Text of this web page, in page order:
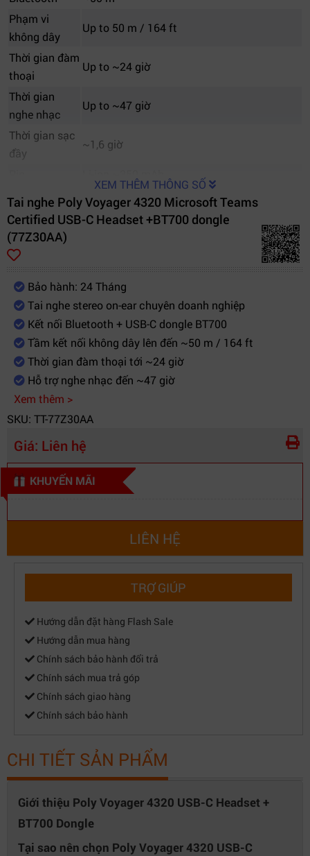
Phạm vi
không dây
Up to 50 m / 164 ft
Thời gian đàm
thoại
Up to ~24 giờ
Thời gian
nghe nhạc
Up to ~47 giờ
Thời gian sạc
đầy
~1,6 giờ
Microphone
2 mics MEMS/ECM, công nghệ khử ồn
“Acoustic Fence”
Trình điều
khiển loa
thước
lượng ~162 g
Chứng nhận
Microsoft Teams Certified, Zoom Certified
Phần mềm
quản lý
Poly Lens
Màu sắc
Phụ kiện đi
XEM THÊM THÔNG SỐ
Tai nghe Poly Voyager 4320 Microsoft Teams
Certified USB-C Headset +BT700 dongle
(77Z30AA)
Bảo hành: 24 Tháng
Tai nghe stereo on-ear chuyên doanh nghiệp
Kết nối Bluetooth + USB-C dongle BT700
Tầm kết nối không dây lên đến ~50 m / 164 ft
Thời gian đàm thoại tới ~24 giờ
Hỗ trợ nghe nhạc đến ~47 giờ
Xem thêm >
SKU: TT-77Z30AA
Giá: Liên hệ
KHUYẾN MÃI
LIÊN HỆ
TRỢ GIÚP
Hướng dẫn đặt hàng Flash Sale
Hướng dẫn mua hàng
Chính sách bảo hành đổi trả
Chính sách mua trả góp
Chính sách giao hàng
Chính sách bảo hành
CHI TIẾT SẢN PHẨM
Giới thiệu Poly Voyager 4320 USB-C Headset +
BT700 Dongle
Tại sao nên chọn Poly Voyager 4320 USB-C